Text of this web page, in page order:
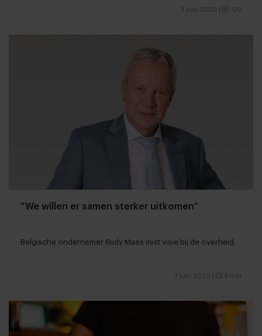
3 juni 2020 :00
“We willen er samen sterker uitkomen”
Belgische ondernemer Rudy Maes mist visie bij de overheid
3 juni 2020 4 min